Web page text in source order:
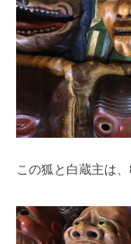
この狐と白蔵主は